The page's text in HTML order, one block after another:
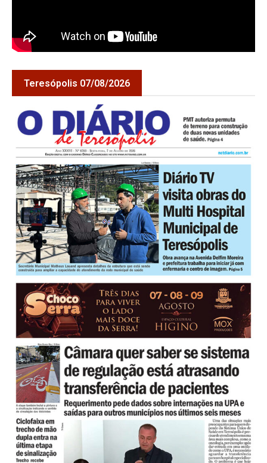
Teresópolis 07/08/2026